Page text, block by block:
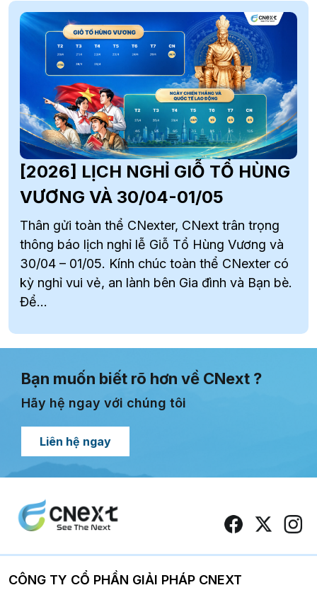
[2026] LỊCH NGHỈ GIỖ TỔ HÙNG
VƯƠNG VÀ 30/04-01/05
Thân gửi toàn thể CNexter, CNext trân trọng
thông báo lịch nghỉ lễ Giỗ Tổ Hùng Vương và
30/04 – 01/05. Kính chúc toàn thể CNexter có
kỳ nghỉ vui vẻ, an lành bên Gia đình và Bạn bè.
Để...
Bạn muốn biết rõ hơn về CNext ?
Hãy hệ ngay với chúng tôi
Liên hệ ngay
CÔNG TY CỔ PHẦN GIẢI PHÁP CNEXT